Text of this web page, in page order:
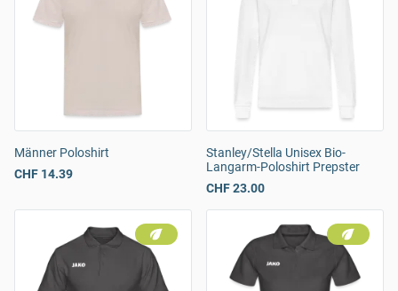
Männer Poloshirt
CHF 14.39
Stanley/Stella Unisex Bio-
Langarm-Poloshirt Prepster
CHF 23.00